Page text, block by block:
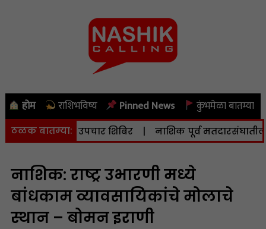
होम राशिभविष्य Pinned News कुंभमेळा बातम्या
ठळक बातम्या:
व उपचार शिबिर | नाशिक पूर्व मतदारसंघातील
नाशिक: राष्ट्र उभारणी मध्ये
बांधकाम व्यावसायिकांचे मोलाचे
स्थान – बोमन इराणी